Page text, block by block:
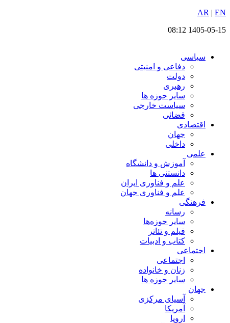
پرش
محتوا
AR | EN
1405-05-15 08:12
سیاسی
دفاعی و امنیتی
دولت
رهبری
سایر حوزه ها
سیاست خارجی
قضائی
اقتصادی
جهان
داخلی
علمی
آموزش و دانشگاه
دانستنی ها
علم و فناوری ایران
علم و فناوری جهان
فرهنگی
رسانه
سایر حوزه‌ها
فیلم و تئاتر
کتاب و ادبیات
اجتماعی
اجتماعی
زنان و خانواده
سایر حوزه ها
جهان
آسیای مرکزی
آمریکا
اروپا